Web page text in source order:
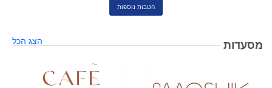
הטבות נוספות
מסעדות הצג הכל